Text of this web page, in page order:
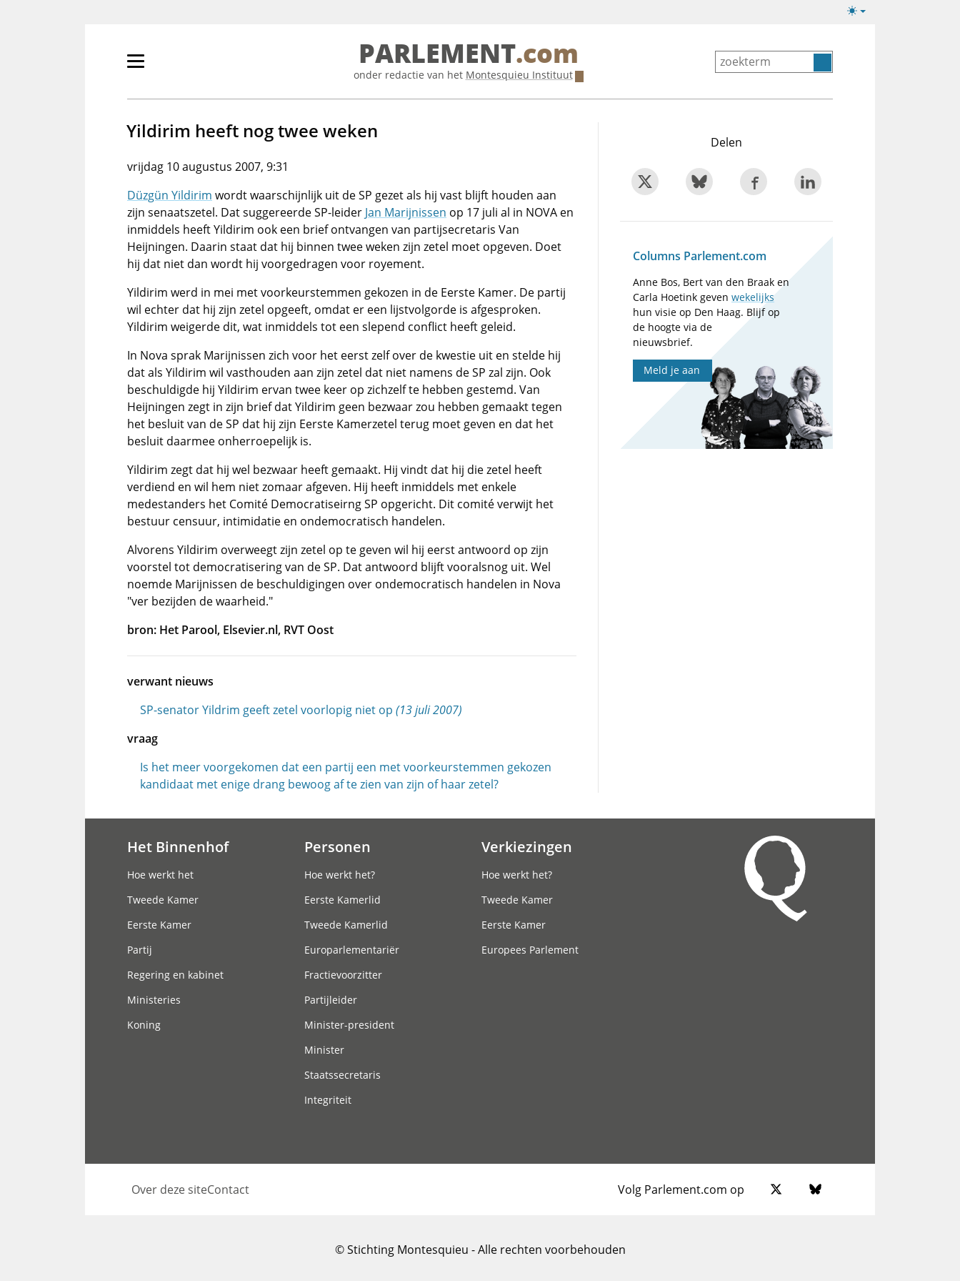
Lichte/donkere
Primair
tonen/verbergen
PARLEMENT.com
onder redactie van het Montesquieu Instituut
Yildirim heeft nog twee weken
vrijdag 10 augustus 2007, 9:31
Düzgün Yildirim wordt waarschijnlijk uit de SP gezet als hij vast blijft houden aan
zijn senaatszetel. Dat suggereerde SP-leider Jan Marijnissen op 17 juli al in NOVA en
inmiddels heeft Yildirim ook een brief ontvangen van partijsecretaris Van
Heijningen. Daarin staat dat hij binnen twee weken zijn zetel moet opgeven. Doet
hij dat niet dan wordt hij voorgedragen voor royement.
Yildirim werd in mei met voorkeurstemmen gekozen in de Eerste Kamer. De partij
wil echter dat hij zijn zetel opgeeft, omdat er een lijstvolgorde is afgesproken.
Yildirim weigerde dit, wat inmiddels tot een slepend conflict heeft geleid.
In Nova sprak Marijnissen zich voor het eerst zelf over de kwestie uit en stelde hij
dat als Yildirim wil vasthouden aan zijn zetel dat niet namens de SP zal zijn. Ook
beschuldigde hij Yildirim ervan twee keer op zichzelf te hebben gestemd. Van
Heijningen zegt in zijn brief dat Yildirim geen bezwaar zou hebben gemaakt tegen
het besluit van de SP dat hij zijn Eerste Kamerzetel terug moet geven en dat het
besluit daarmee onherroepelijk is.
Yildirim zegt dat hij wel bezwaar heeft gemaakt. Hij vindt dat hij die zetel heeft
verdiend en wil hem niet zomaar afgeven. Hij heeft inmiddels met enkele
medestanders het Comité Democratiseirng SP opgericht. Dit comité verwijt het
bestuur censuur, intimidatie en ondemocratisch handelen.
Alvorens Yildirim overweegt zijn zetel op te geven wil hij eerst antwoord op zijn
voorstel tot democratisering van de SP. Dat antwoord blijft vooralsnog uit. Wel
noemde Marijnissen de beschuldigingen over ondemocratisch handelen in Nova
"ver bezijden de waarheid."
bron: Het Parool, Elsevier.nl, RVT Oost
verwant nieuws
SP-senator Yildrim geeft zetel voorlopig niet op (13 juli 2007)
vraag
Is het meer voorgekomen dat een partij een met voorkeurstemmen gekozen
kandidaat met enige drang bewoog af te zien van zijn of haar zetel?
Delen
Columns Parlement.com
Anne Bos, Bert van den Braak en
Carla Hoetink gevenwekelijks
hun visie op Den Haag. Blijf op
de hoogte via de
nieuwsbrief.
Meld je aan
Het Binnenhof
Hoe werkt het
Tweede Kamer
Eerste Kamer
Partij
Regering en kabinet
Ministeries
Koning
Personen
Hoe werkt het?
Eerste Kamerlid
Tweede Kamerlid
Europarlementariër
Fractievoorzitter
Partijleider
Minister-president
Minister
Staatssecretaris
Integriteit
Verkiezingen
Hoe werkt het?
Tweede Kamer
Eerste Kamer
Europees Parlement
Over deze siteContact Volg Parlement.com op
© Stichting Montesquieu - Alle rechten voorbehouden